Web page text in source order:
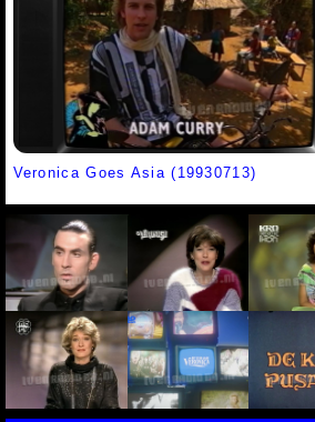
Veronica Goes Asia (19930713)